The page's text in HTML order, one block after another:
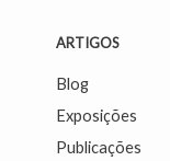
ARTIGOS
Blog
Exposições
Publicações